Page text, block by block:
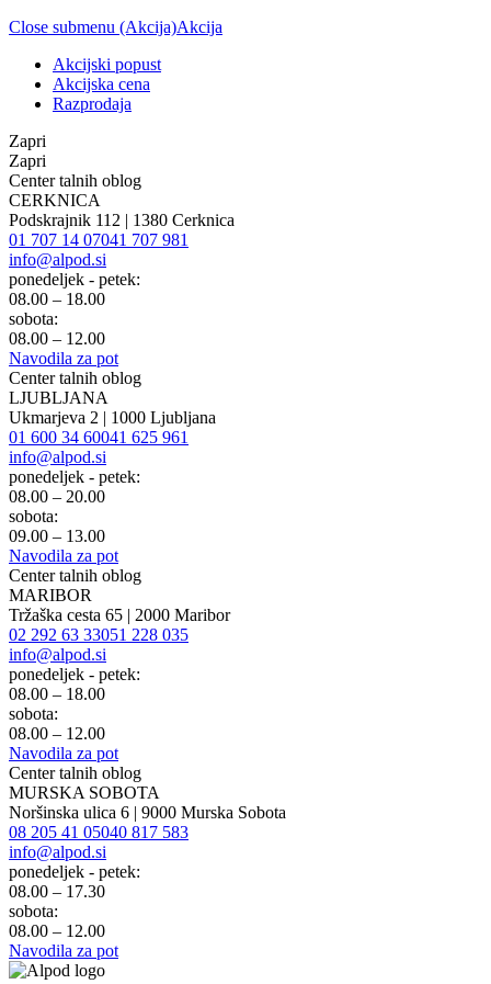
Close submenu (Akcija)Akcija
Akcijski popust
Akcijska cena
Razprodaja
Zapri
Zapri
Center talnih oblog
CERKNICA
Podskrajnik 112 | 1380 Cerknica
01 707 14 07041 707 981
info@alpod.si
ponedeljek - petek:
08.00 – 18.00
sobota:
08.00 – 12.00
Navodila za pot
Center talnih oblog
LJUBLJANA
Ukmarjeva 2 | 1000 Ljubljana
01 600 34 60041 625 961
info@alpod.si
ponedeljek - petek:
08.00 – 20.00
sobota:
09.00 – 13.00
Navodila za pot
Center talnih oblog
MARIBOR
Tržaška cesta 65 | 2000 Maribor
02 292 63 33051 228 035
info@alpod.si
ponedeljek - petek:
08.00 – 18.00
sobota:
08.00 – 12.00
Navodila za pot
Center talnih oblog
MURSKA SOBOTA
Noršinska ulica 6 | 9000 Murska Sobota
08 205 41 05040 817 583
info@alpod.si
ponedeljek - petek:
08.00 – 17.30
sobota:
08.00 – 12.00
Navodila za pot